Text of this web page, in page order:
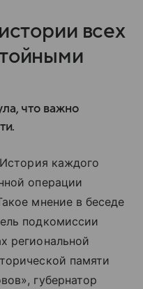
всех
что важно
каждого
операции
мнение в беседе
подкомиссии
региональной
памяти
губернатор